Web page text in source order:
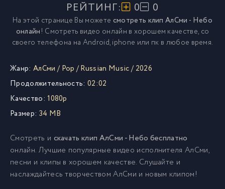
РЕЙТИНГ: 0 0
На этой странице Вы можете смотреть клип АлСми - Небо
онлайн! Смотреть видео онлайн в хорошем качестве, со
своего телефона на Android, iphone или пк в любое время.
Жанр: АлСми / Pop /Russian Music/ 2026
Продолжительность: 02:02
Качество: 1080p
Размер: 34 MB
Смотреть и скачать клип АлСми - Небо бесплатно
онлайн. Лучшие популярные видео исполнителя АлСми,
песни и клипы в хорошем качестве. Слушайте и
наслаждайтесь творчеством АлСми и новым клипом!